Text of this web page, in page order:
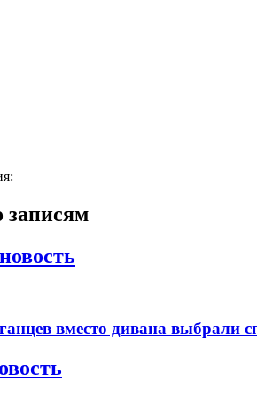
записям
вместо дивана выбрали